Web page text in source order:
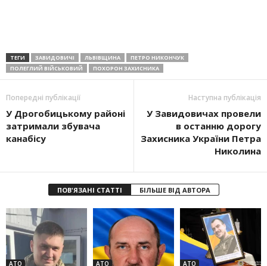
ТЕГИ ЗАВИДОВИЧІ ЛЬВІВЩИНА
ПЕТРО НИКОНЧУК
ПОЛЕГЛИЙ ВІЙСЬКОВИЙ
ПОХОРОН ЗАХИСНИКА
Попередні публікації
У Дрогобицькому районі
затримали збувача
канабісу
Наступна публікація
У Завидовичах провели
в останню дорогу
Захисника України Петра
Николина
ПОВ'ЯЗАНІ СТАТТІ БІЛЬШЕ ВІД АВТОРА
АТО АТО АТО